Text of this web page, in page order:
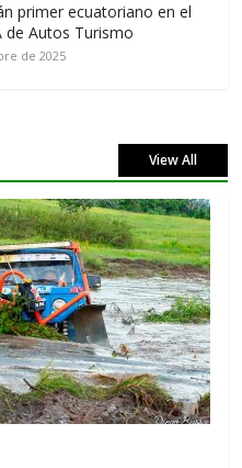
primer ecuatoriano en el
de Autos Turismo
de 2025
View All